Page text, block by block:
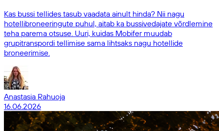
Kas bussi tellides tasub vaadata ainult hinda? Nii nagu
hotellibroneeringute puhul, aitab ka bussivedajate võrdlemine
teha parema otsuse. Uuri, kuidas Mobifer muudab
grupitranspordi tellimise sama lihtsaks nagu hotellide
broneerimise.
Anastasia Rahuoja
16.06.2026